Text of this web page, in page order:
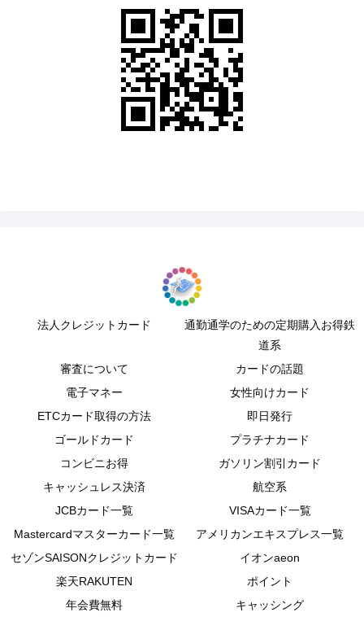
法人クレジットカード
通勤通学のための定期購入お得鉄
道系
審査について
カードの話題
電子マネー
女性向けカード
ETCカード取得の方法
即日発行
ゴールドカード
プラチナカード
コンビニお得
ガソリン割引カード
キャッシュレス決済
航空系
JCBカード一覧
VISAカード一覧
Mastercardマスターカード一覧
アメリカンエキスプレス一覧
セゾンSAISONクレジットカード
イオンaeon
楽天RAKUTEN
ポイント
年会費無料
キャッシング